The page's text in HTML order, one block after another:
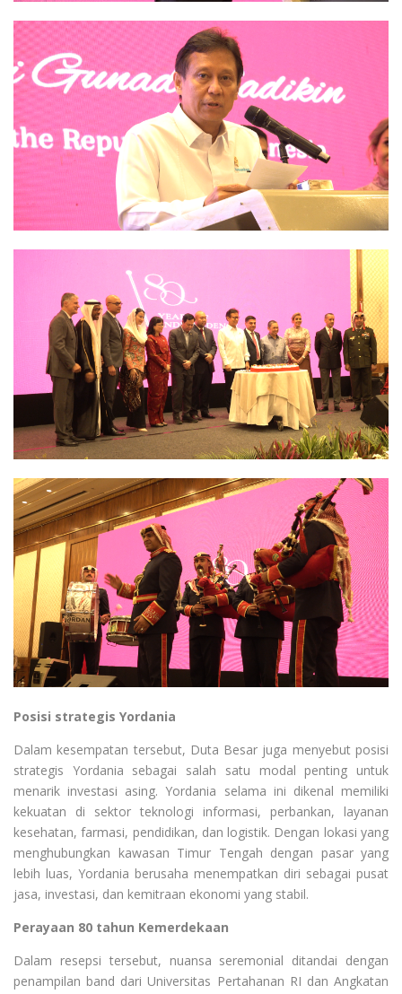
Posisi strategis Yordania
Dalam kesempatan tersebut, Duta Besar juga menyebut posisi
strategis Yordania sebagai salah satu modal penting untuk
menarik investasi asing. Yordania selama ini dikenal memiliki
kekuatan di sektor teknologi informasi, perbankan, layanan
kesehatan, farmasi, pendidikan, dan logistik. Dengan lokasi yang
menghubungkan kawasan Timur Tengah dengan pasar yang
lebih luas, Yordania berusaha menempatkan diri sebagai pusat
jasa, investasi, dan kemitraan ekonomi yang stabil.
Perayaan 80 tahun Kemerdekaan
Dalam resepsi tersebut, nuansa seremonial ditandai dengan
penampilan band dari Universitas Pertahanan RI dan Angkatan